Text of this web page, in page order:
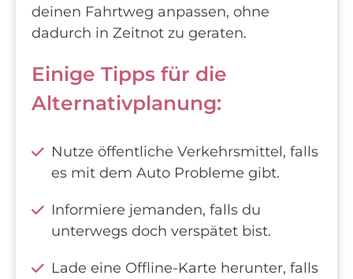
deinen Fahrtweg anpassen, ohne
dadurch in Zeitnot zu geraten.
Einige Tipps für die
Alternativplanung:
Nutze öffentliche Verkehrsmittel, falls
es mit dem Auto Probleme gibt.
Informiere jemanden, falls du
unterwegs doch verspätet bist.
Lade eine Offline-Karte herunter, falls